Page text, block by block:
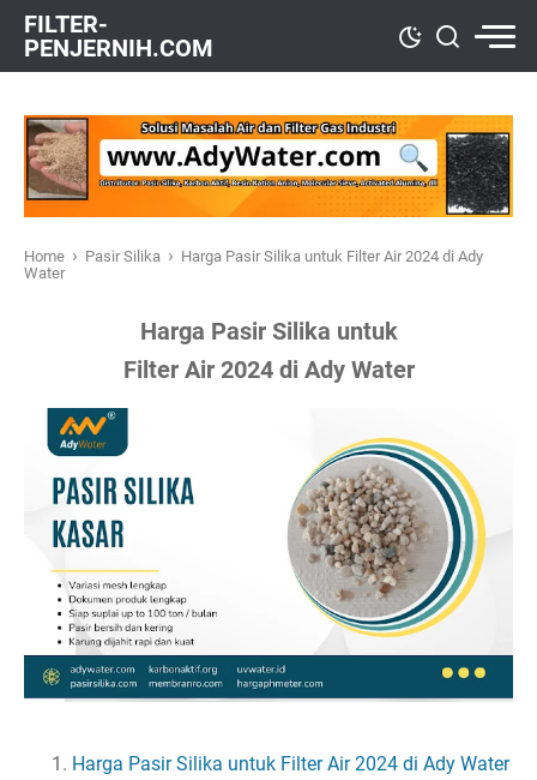
FILTER-
PENJERNIH.COM
Home › Pasir Silika › Harga Pasir Silika untuk Filter Air 2024 di Ady
Water
Harga Pasir Silika untuk
Filter Air 2024 di Ady Water
Harga Pasir Silika untuk Filter Air 2024 di Ady Water